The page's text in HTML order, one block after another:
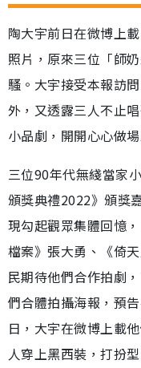
陶大宇前日在微博上
照片，原來三位「師
騷。大宇接受本報訪
外，又透露三人不止
小品劇，開開心心做場
三位90年代無綫當家
頒獎典禮2022》頒獎
現勾起觀眾集體回憶
檔案》張大勇、《倚
民期待他們合作拍劇
們合體拍攝海報，預
日，大宇在微博上載
人穿上黑西裝，打扮